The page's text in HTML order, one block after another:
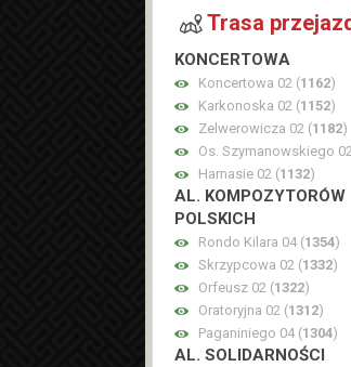
Trasa
KONCERTOWA
Koncertowa 02 (1162)
Karkonoska 02 (1152)
Zelwerowicza 02 (1182)
Os. Szymanowskiego
Harnasie 02 (1132)
AL. KOMPOZYTORÓW
POLSKICH
Rondo Kilara 04 (1354)
Skrzypcowa 02 (1332)
Orfeusz 02 (1322)
Oratoryjna 02 (1312)
Paganiniego 04 (1304)
AL. SOLIDARNOŚCI